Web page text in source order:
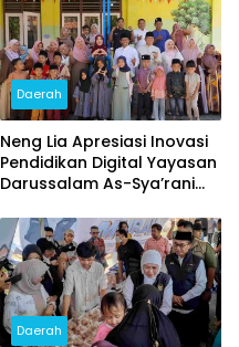
Daerah
Neng Lia Apresiasi Inovasi
Pendidikan Digital Yayasan
Darussalam As-Sya’rani
Daerah